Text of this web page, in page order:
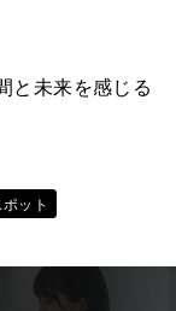
と未来を感じる
ット